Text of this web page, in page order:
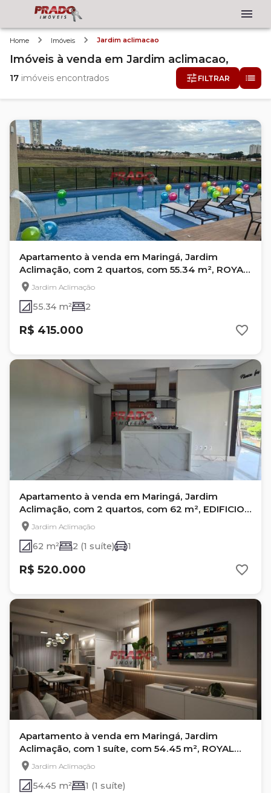
Home Imóveis Jardim aclimacao
Imóveis à venda em Jardim aclimacao,
17 imóveis encontrados FILTRAR
Apartamento à venda em Maringá, Jardim
Aclimação, com 2 quartos, com 55.34 m², ROYAL
PALACE
Jardim Aclimação
55.34 m² 2
R$ 415.000
Apartamento à venda em Maringá, Jardim
Aclimação, com 2 quartos, com 62 m², EDIFICIO
HORUS
Jardim Aclimação
62 m² 2 (1 suíte) 1
R$ 520.000
Apartamento à venda em Maringá, Jardim
Aclimação, com 1 suíte, com 54.45 m², ROYAL
PALACE
Jardim Aclimação
54.45 m² 1 (1 suíte)